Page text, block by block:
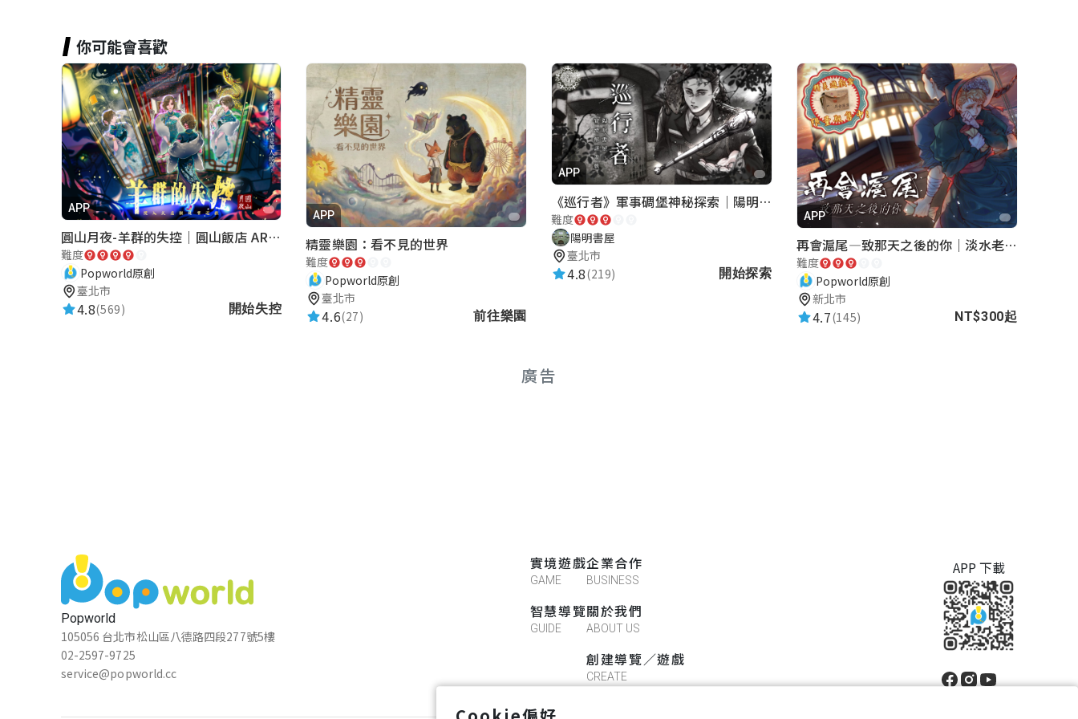
你可能會喜歡
APP
圓山月夜-羊群的失控｜圓山飯店 ARG實境解謎遊戲
難度
Popworld原創
臺北市
4.8(569) 開始失控
APP
精靈樂園：看不見的世界
難度
Popworld原創
臺北市
4.6(27) 前往樂園
APP
《巡行者》軍事碉堡神秘探索｜陽明書屋實境遊戲
難度
陽明書屋
臺北市
4.8(219) 開始探索
APP
再會滬尾—致那天之後的你｜淡水老街實境遊戲｜實體遊戲盒
難度
Popworld原創
新北市
4.7(145) NT$300起
廣告
Popworld
105056 台北市松山區八德路四段277號5樓
02-2597-9725
service@popworld.cc
實境遊戲
GAME
智慧導覽
GUIDE
企業合作
BUSINESS
關於我們
ABOUT US
創建導覽／遊戲
CREATE
APP 下載